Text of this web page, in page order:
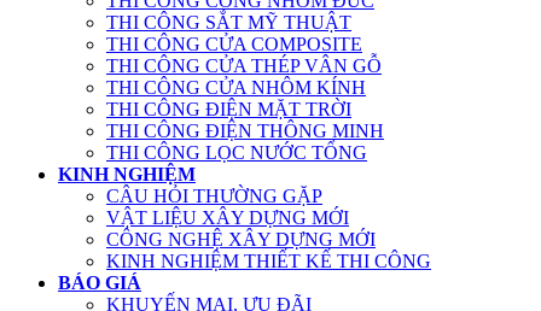
THI CÔNG SẮT MỸ THUẬT
THI CÔNG CỬA COMPOSITE
THI CÔNG CỬA THÉP VÂN GỖ
THI CÔNG CỬA NHÔM KÍNH
THI CÔNG ĐIỆN MẶT TRỜI
THI CÔNG ĐIỆN THÔNG MINH
THI CÔNG LỌC NƯỚC TỔNG
KINH NGHIỆM
CÂU HỎI THƯỜNG GẶP
VẬT LIỆU XÂY DỰNG MỚI
CÔNG NGHỆ XÂY DỰNG MỚI
KINH NGHIỆM THIẾT KẾ THI CÔNG
BÁO GIÁ
KHUYẾN MẠI, ƯU ĐÃI